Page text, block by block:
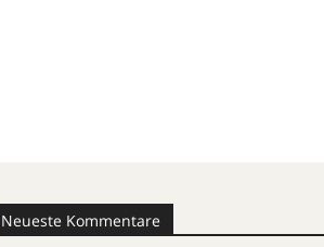
Neueste Kommentare